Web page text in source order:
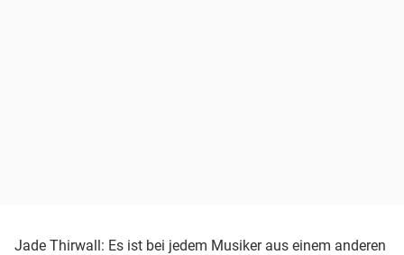
Jade Thirwall: Es ist bei jedem Musiker aus einem anderen